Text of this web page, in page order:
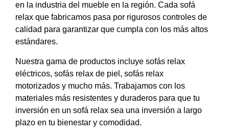
en la industria del mueble en la región. Cada sofá
relax que fabricamos pasa por rigurosos controles de
calidad para garantizar que cumpla con los más altos
estándares.
Nuestra gama de productos incluye sofás relax
eléctricos, sofás relax de piel, sofás relax
motorizados y mucho más. Trabajamos con los
materiales más resistentes y duraderos para que tu
inversión en un sofá relax sea una inversión a largo
plazo en tu bienestar y comodidad.